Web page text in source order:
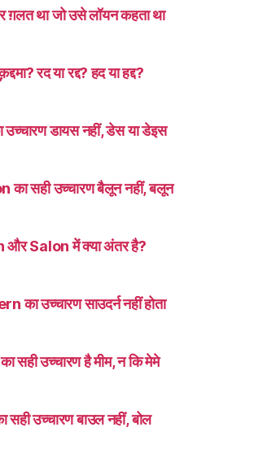
ग़लत था जो उसे लॉयन कहता था
रद या रद्द? हद या हद्द?
डायस नहीं, डेस या डेइस
सही उच्चारण बैलून नहीं, बलून
Salon में क्या अंतर है?
का उच्चारण साउदर्न नहीं होता
सही उच्चारण है मीम, न कि मेमे
उच्चारण बाउल नहीं, बोल